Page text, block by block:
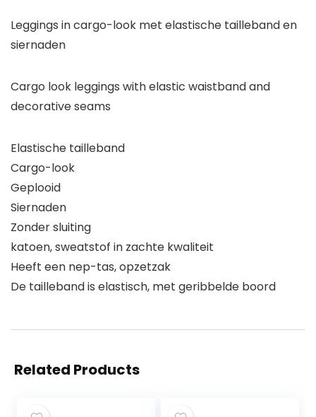
Leggings in cargo-look met elastische tailleband en
siernaden
Cargo look leggings with elastic waistband and
decorative seams
Elastische tailleband
Cargo-look
Geplooid
Siernaden
Zonder sluiting
katoen, sweatstof in zachte kwaliteit
Heeft een nep-tas, opzetzak
De tailleband is elastisch, met geribbelde boord
Related Products